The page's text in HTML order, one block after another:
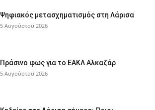
Ψηφιακός μετασχηματισμός στη Λάρισα
5 Αυγούστου 2026
Πράσινο φως για το ΕΑΚΛ Αλκαζάρ
5 Αυγούστου 2026